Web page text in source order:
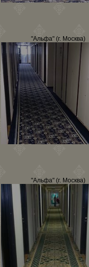
"Альфа" (г. Москва)
"Альфа" (г. Москва)